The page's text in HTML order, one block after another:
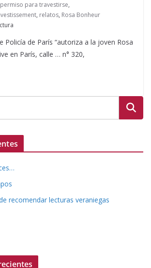
permiso para travestirse,
, relatos, Rosa Bonheur
Policía de París “autoriza a la joven Rosa
en París, calle … n° 320,
recomendar lecturas veraniegas